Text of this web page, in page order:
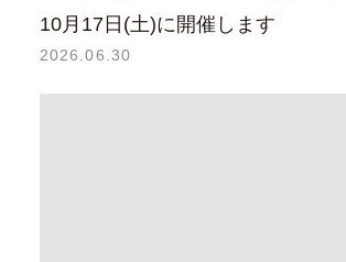
10月17日(土)に開催します
2026.06.30